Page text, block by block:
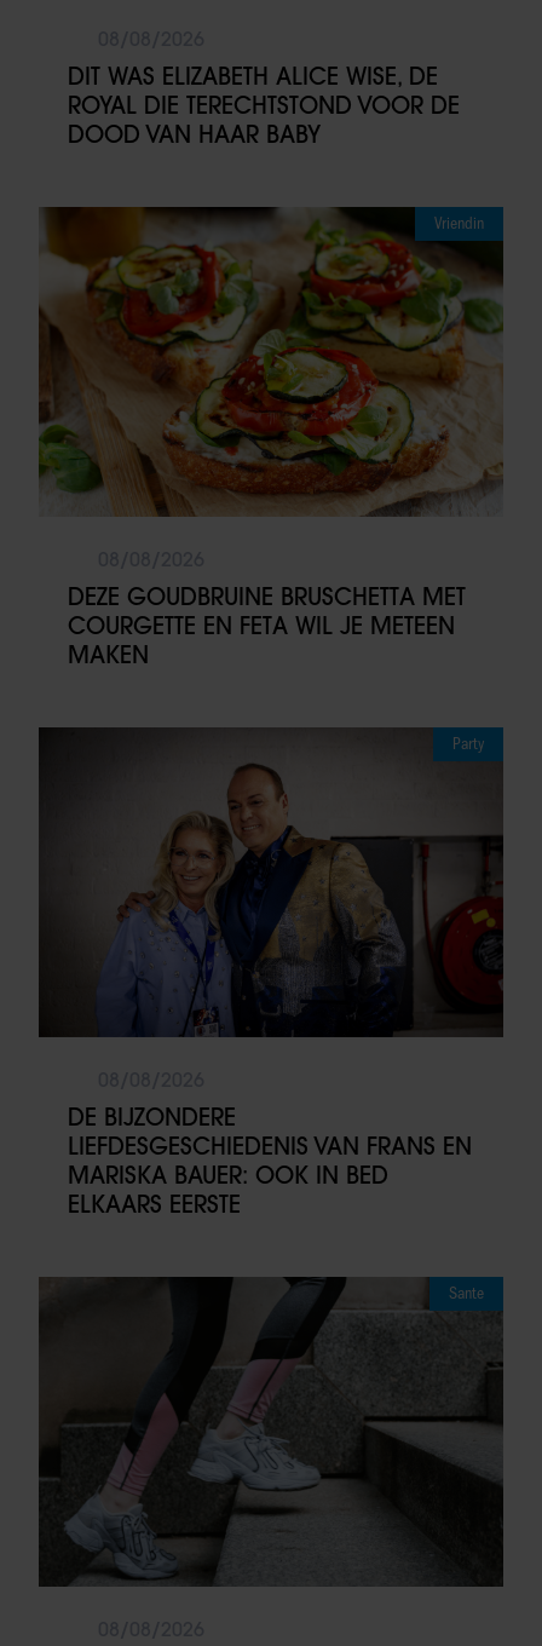
DIT WAS ELIZABETH ALICE WISE, DE
ROYAL DIE TERECHTSTOND VOOR DE
DOOD VAN HAAR BABY
Vriendin
DEZE GOUDBRUINE BRUSCHETTA MET
COURGETTE EN FETA WIL JE METEEN
MAKEN
Party
DE BIJZONDERE
LIEFDESGESCHIEDENIS VAN FRANS EN
MARISKA BAUER: OOK IN BED
ELKAARS EERSTE
Sante